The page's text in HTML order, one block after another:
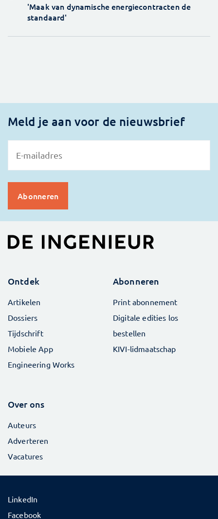
'Maak van dynamische energiecontracten de
standaard'
Meld je aan voor de nieuwsbrief
Ontdek
Artikelen
Dossiers
Tijdschrift
Mobiele App
Engineering Works
Abonneren
Print abonnement
Digitale edities los
bestellen
KIVI-lidmaatschap
Over ons
Auteurs
Adverteren
Vacatures
LinkedIn
Facebook